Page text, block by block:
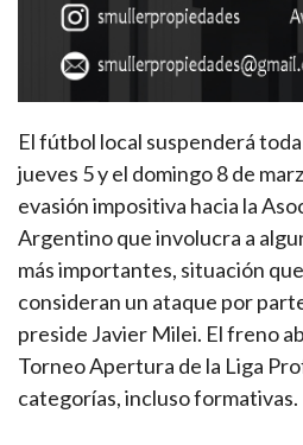
El fútbol local suspenderá
jueves 5 y el domingo 8 de
evasión impositiva hacia la
Argentino que involucra a
más importantes, situación
consideran un ataque por
preside Javier Milei. El freno
Torneo Apertura de la Liga
categorías, incluso formativas.